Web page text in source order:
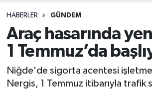
HABERLER GÜNDEM
Araç hasarında
1 Temmuz’da
Niğde'de sigorta acentesi
Nergis, 1 Temmuz itibarıyla trafik
Spor
Siyaset
Haber Arşivi